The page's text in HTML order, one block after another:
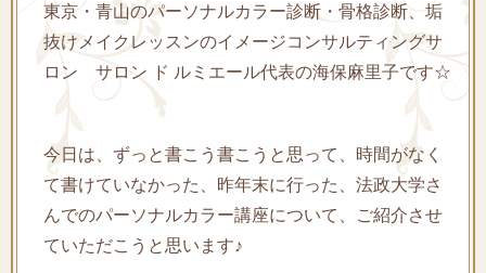
東京・青山のパーソナルカラー診断・骨格診断、垢
抜けメイクレッスンのイメージコンサルティングサ
ロン サロン ド ルミエール代表の海保麻里子です☆
今日は、ずっと書こう書こうと思って、時間がなく
て書けていなかった、昨年末に行った、法政大学さ
んでのパーソナルカラー講座について、ご紹介させ
ていただこうと思います♪